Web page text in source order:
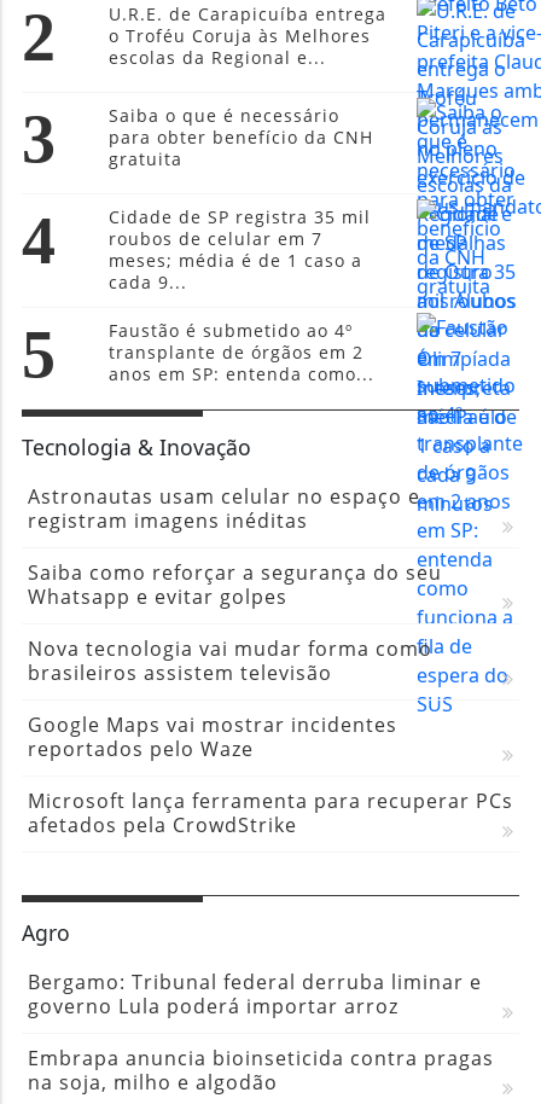
2
U.R.E. de Carapicuíba entrega
o Troféu Coruja às Melhores
escolas da Regional e...
3
Saiba o que é necessário
para obter benefício da CNH
gratuita
4
Cidade de SP registra 35 mil
roubos de celular em 7
meses; média é de 1 caso a
cada 9...
5
Faustão é submetido ao 4º
transplante de órgãos em 2
anos em SP: entenda como...
Tecnologia & Inovação
Astronautas usam celular no espaço e
registram imagens inéditas
Saiba como reforçar a segurança do seu
Whatsapp e evitar golpes
Nova tecnologia vai mudar forma como
brasileiros assistem televisão
Google Maps vai mostrar incidentes
reportados pelo Waze
Microsoft lança ferramenta para recuperar PCs
afetados pela CrowdStrike
Agro
Bergamo: Tribunal federal derruba liminar e
governo Lula poderá importar arroz
Embrapa anuncia bioinseticida contra pragas
na soja, milho e algodão